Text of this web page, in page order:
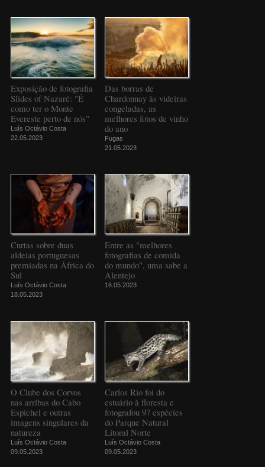
Exposição de fotografia
Slides of Nazaré: "É
como ter o Monte
Evereste perto de nós"
Luís Octávio Costa
22.05.2023
Das borras de
Chardonnay às videiras
congeladas, as
melhores fotos de vinho
do ano
Fugas
21.05.2023
Curtas sobre duas
aldeias portuguesas
premiadas na África do
Sul
Luís Octávio Costa
18.05.2023
Entre as "melhores
fotografias de comida
do mundo", uma sabe a
Alentejo
16.05.2023
O Clube dos Corvos
nas arribas do Cabo
Espichel e outras
imagens singulares da
natureza
Luís Octávio Costa
09.05.2023
Carlos Rio foi do
estuário à floresta e
fotografou 97 espécies
do Parque Natural
Litoral Norte
Luís Octávio Costa
09.05.2023